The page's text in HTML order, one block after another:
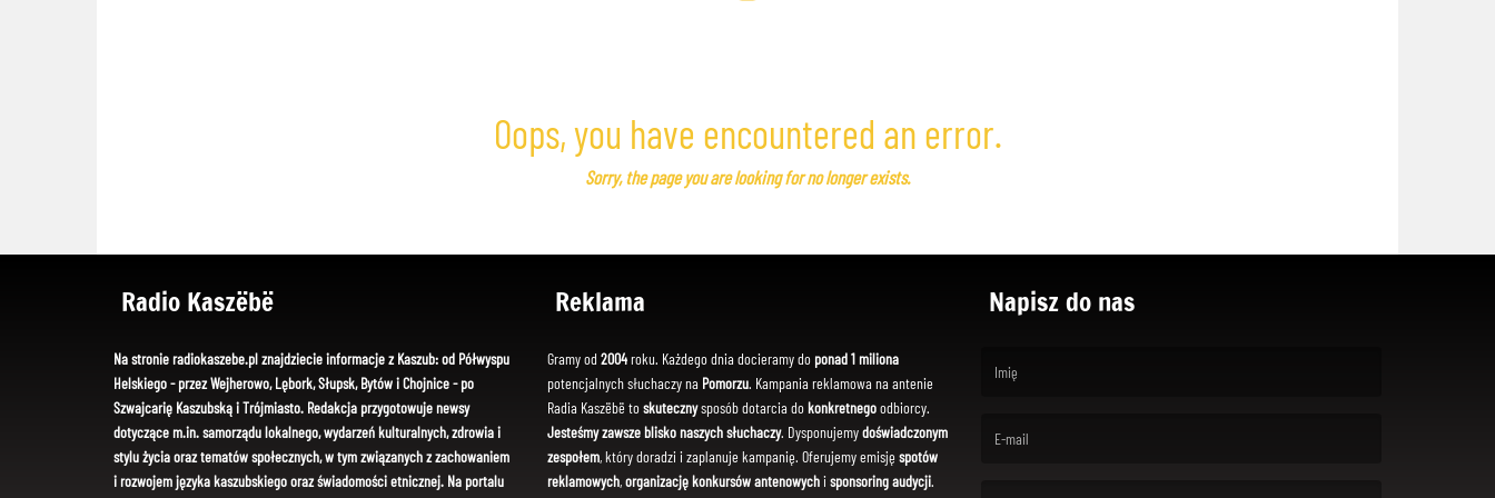
Oops, you have encountered an error.
Sorry, the page you are looking for no longer exists.
Radio Kaszëbë
Na stronie radiokaszebe.pl znajdziecie informacje z Kaszub: od Półwyspu
Helskiego - przez Wejherowo, Lębork, Słupsk, Bytów i Chojnice - po
Szwajcarię Kaszubską i Trójmiasto. Redakcja przygotowuje newsy
dotyczące m.in. samorządu lokalnego, wydarzeń kulturalnych, zdrowia i
stylu życia oraz tematów społecznych, w tym związanych z zachowaniem
i rozwojem języka kaszubskiego oraz świadomości etnicznej. Na portalu
Reklama
Gramy od 2004roku. Każdego dnia docieramy do ponad 1 miliona
potencjalnych słuchaczy na Pomorzu. Kampania reklamowa na antenie
Radia Kaszëbë toskutecznysposób dotarcia dokonkretnegoodbiorcy.
Jesteśmy zawsze blisko naszych słuchaczy. Dysponujemydoświadczonym
zespołem, który doradzi i zaplanuje kampanię. Oferujemy emisję spotów
reklamowych,organizację konkursów antenowychi sponsoring audycji.
Napisz do nas